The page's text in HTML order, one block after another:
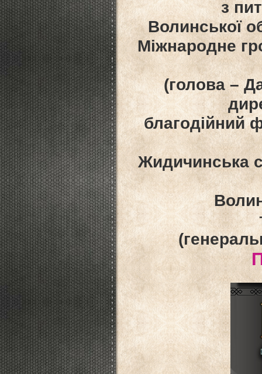
з
Волинської
Міжнародне
(голова –
благодійний
Жидичинська